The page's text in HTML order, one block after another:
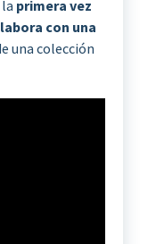
primera vez
con una
una colección